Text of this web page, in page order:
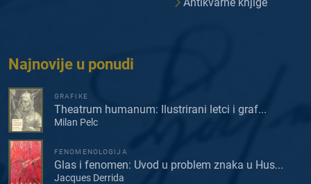
Najnovije u ponudi
GRAFIKE
Theatrum humanum: Ilustrirani letci i graf...
Milan Pelc
FENOMENOLOGIJA
Glas i fenomen: Uvod u problem znaka u Hus...
Jacques Derrida